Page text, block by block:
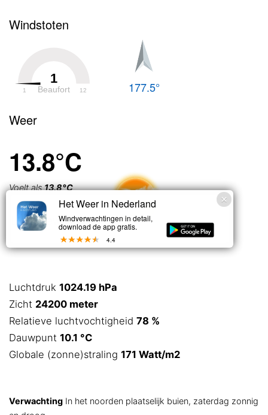
Windstoten
1
Beaufort
1 12 177.5°
Weer
13.8°C
Voelt als13.8°C
Licht bewolkt
Luchtdruk 1024.19 hPa
Zicht 24200 meter
Relatieve luchtvochtigheid 78 %
Dauwpunt 10.1 °C
Globale (zonne)straling 171 Watt/m2
Verwachting In het noorden plaatselijk buien, zaterdag zonnig
Het Weer in Nederland
Windverwachtingen in detail,
download de app gratis.
4.4